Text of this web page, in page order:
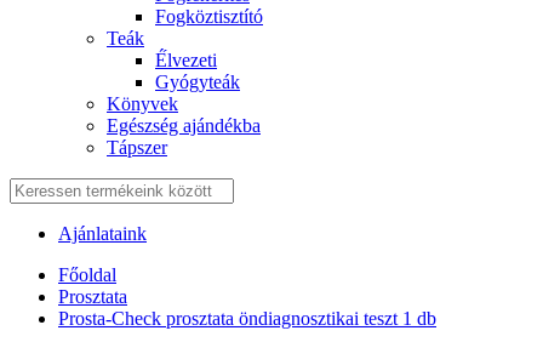
Fogköztisztító
Teák
É́lvezeti
Gyógyteák
Könyvek
Egészség ajándékba
Tápszer
Ajánlataink
Főoldal
Prosztata
Prosta-Check prosztata öndiagnosztikai teszt 1 db